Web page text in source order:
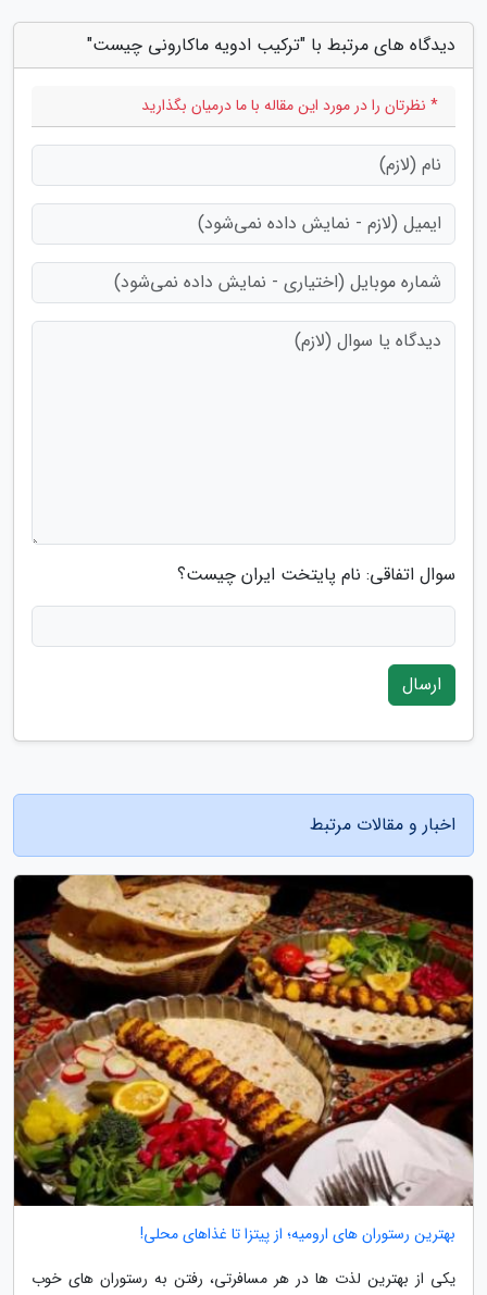
دیدگاه های مرتبط با "ترکیب ادویه ماکارونی چیست"
* نظرتان را در مورد این مقاله با ما درمیان بگذارید
سوال اتفاقی: نام پایتخت ایران چیست؟
ارسال
اخبار و مقالات مرتبط
بهترین رستوران های ارومیه؛ از پیتزا تا غذاهای محلی!
یکی از بهترین لذت ها در هر مسافرتی، رفتن به رستوران های خوب